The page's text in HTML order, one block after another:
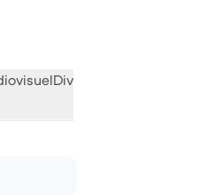
Divers